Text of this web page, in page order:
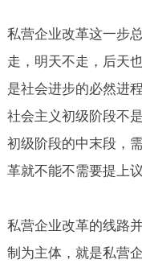
私营企业改革这一步
走，明天不走，后天
是社会进步的必然进
社会主义初级阶段不
初级阶段的中末段，
革就不能不需要提上
私营企业改革的线路
制为主体，就是私营